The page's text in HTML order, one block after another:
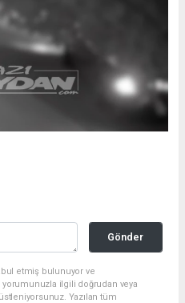
Gönder
etmiş bulunuyor ve
yorumunuzla ilgili doğrudan veya
Yazılan tüm